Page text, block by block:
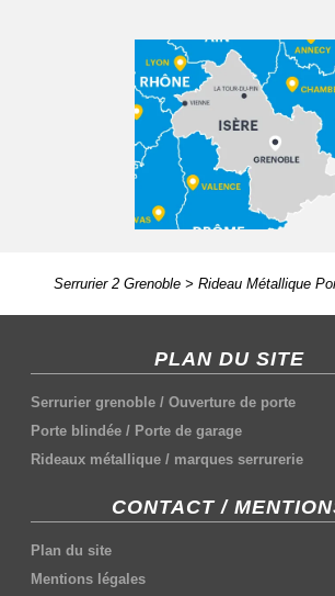
Serrurier 2 Grenoble> Rideau Métallique
PLAN DU SITE
Serrurier grenoble /Ouverture de porte
Porte blindée / Porte de garage
Rideaux métallique / marques serrurerie
CONTACT /
Plan du site
Mentions légales